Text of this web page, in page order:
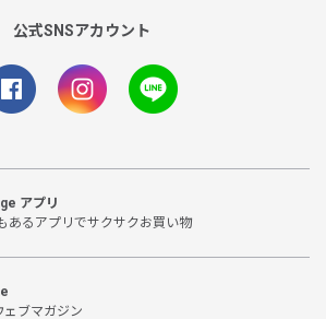
公式SNSアカウント
アプリ
あるアプリでサクサクお買い物
ブマガジン